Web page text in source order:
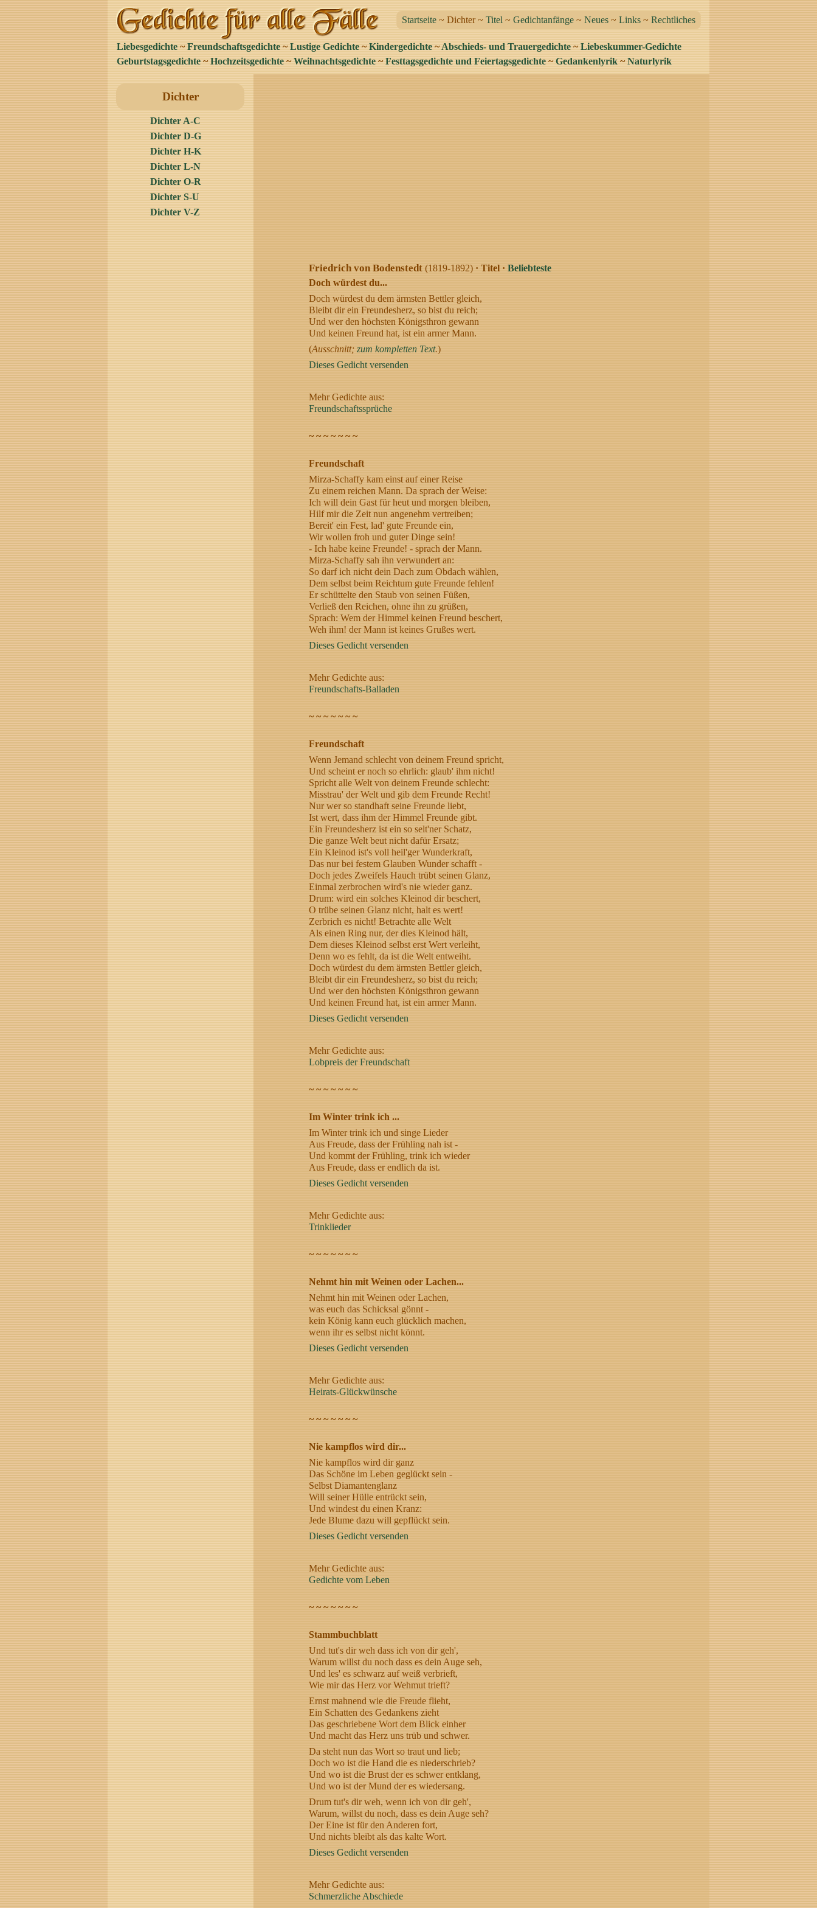
Startseite ~ Dichter ~ Titel ~ Gedichtanfänge ~ Neues ~ Links ~ Rechtliches
Liebesgedichte ~ Freundschaftsgedichte ~ Lustige Gedichte ~ Kindergedichte ~ Abschieds- und Trauergedichte ~ Liebeskummer-Gedichte
Geburtstagsgedichte ~ Hochzeitsgedichte ~ Weihnachtsgedichte ~ Festtagsgedichte und Feiertagsgedichte ~ Gedankenlyrik ~ Naturlyrik
Friedrich von Bodenstedt (1819-1892) · Titel · Beliebteste
Doch würdest du...
Doch würdest du dem ärmsten Bettler gleich,
Bleibt dir ein Freundesherz, so bist du reich;
Und wer den höchsten Königsthron gewann
Und keinen Freund hat, ist ein armer Mann.
(Ausschnitt; zum kompletten Text.)
Dieses Gedicht versenden
Mehr Gedichte aus:
Freundschaftssprüche
~ ~ ~ ~ ~ ~ ~
Freundschaft
Mirza-Schaffy kam einst auf einer Reise
Zu einem reichen Mann. Da sprach der Weise:
Ich will dein Gast für heut und morgen bleiben,
Hilf mir die Zeit nun angenehm vertreiben;
Bereit' ein Fest, lad' gute Freunde ein,
Wir wollen froh und guter Dinge sein!
- Ich habe keine Freunde! - sprach der Mann.
Mirza-Schaffy sah ihn verwundert an:
So darf ich nicht dein Dach zum Obdach wählen,
Dem selbst beim Reichtum gute Freunde fehlen!
Er schüttelte den Staub von seinen Füßen,
Verließ den Reichen, ohne ihn zu grüßen,
Sprach: Wem der Himmel keinen Freund beschert,
Weh ihm! der Mann ist keines Grußes wert.
Dieses Gedicht versenden
Mehr Gedichte aus:
Freundschafts-Balladen
~ ~ ~ ~ ~ ~ ~
Freundschaft
Wenn Jemand schlecht von deinem Freund spricht,
Und scheint er noch so ehrlich: glaub' ihm nicht!
Spricht alle Welt von deinem Freunde schlecht:
Misstrau' der Welt und gib dem Freunde Recht!
Nur wer so standhaft seine Freunde liebt,
Ist wert, dass ihm der Himmel Freunde gibt.
Ein Freundesherz ist ein so selt'ner Schatz,
Die ganze Welt beut nicht dafür Ersatz;
Ein Kleinod ist's voll heil'ger Wunderkraft,
Das nur bei festem Glauben Wunder schafft -
Doch jedes Zweifels Hauch trübt seinen Glanz,
Einmal zerbrochen wird's nie wieder ganz.
Drum: wird ein solches Kleinod dir beschert,
O trübe seinen Glanz nicht, halt es wert!
Zerbrich es nicht! Betrachte alle Welt
Als einen Ring nur, der dies Kleinod hält,
Dem dieses Kleinod selbst erst Wert verleiht,
Denn wo es fehlt, da ist die Welt entweiht.
Doch würdest du dem ärmsten Bettler gleich,
Bleibt dir ein Freundesherz, so bist du reich;
Und wer den höchsten Königsthron gewann
Und keinen Freund hat, ist ein armer Mann.
Dieses Gedicht versenden
Mehr Gedichte aus:
Lobpreis der Freundschaft
~ ~ ~ ~ ~ ~ ~
Im Winter trink ich ...
Im Winter trink ich und singe Lieder
Aus Freude, dass der Frühling nah ist -
Und kommt der Frühling, trink ich wieder
Aus Freude, dass er endlich da ist.
Dieses Gedicht versenden
Mehr Gedichte aus:
Trinklieder
~ ~ ~ ~ ~ ~ ~
Nehmt hin mit Weinen oder Lachen...
Nehmt hin mit Weinen oder Lachen,
was euch das Schicksal gönnt -
kein König kann euch glücklich machen,
wenn ihr es selbst nicht könnt.
Dieses Gedicht versenden
Mehr Gedichte aus:
Heirats-Glückwünsche
~ ~ ~ ~ ~ ~ ~
Nie kampflos wird dir...
Nie kampflos wird dir ganz
Das Schöne im Leben geglückt sein -
Selbst Diamantenglanz
Will seiner Hülle entrückt sein,
Und windest du einen Kranz:
Jede Blume dazu will gepflückt sein.
Dieses Gedicht versenden
Mehr Gedichte aus:
Gedichte vom Leben
~ ~ ~ ~ ~ ~ ~
Stammbuchblatt
Und tut's dir weh dass ich von dir geh',
Warum willst du noch dass es dein Auge seh,
Und les' es schwarz auf weiß verbrieft,
Wie mir das Herz vor Wehmut trieft?
Ernst mahnend wie die Freude flieht,
Ein Schatten des Gedankens zieht
Das geschriebene Wort dem Blick einher
Und macht das Herz uns trüb und schwer.
Da steht nun das Wort so traut und lieb;
Doch wo ist die Hand die es niederschrieb?
Und wo ist die Brust der es schwer entklang,
Und wo ist der Mund der es wiedersang.
Drum tut's dir weh, wenn ich von dir geh',
Warum, willst du noch, dass es dein Auge seh?
Der Eine ist für den Anderen fort,
Und nichts bleibt als das kalte Wort.
Dieses Gedicht versenden
Mehr Gedichte aus:
Schmerzliche Abschiede
Dichter
Dichter A-C
Dichter D-G
Dichter H-K
Dichter L-N
Dichter O-R
Dichter S-U
Dichter V-Z